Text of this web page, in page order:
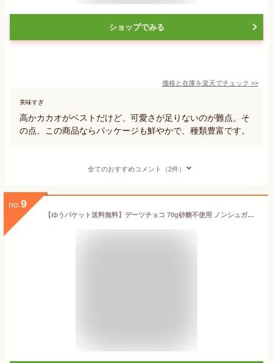
ショップでみる
価格と在庫を楽天でチェック >>
美味すぎ
高かカカオがベストだけど、可愛さが足りないのが難点。そ
の点、この商品ならパッケージも鮮やかで、種類豊富です。
全てのおすすめコメント（2件）
no. 9
【ゆうパケット送料無料】デーツチョコ 70g砂糖不使用 ノンシュガー デーツ 低カロリー 低GI スイーツ ダイエット オフィスチョコ スーパーフード ナツメヤシ エネルギー